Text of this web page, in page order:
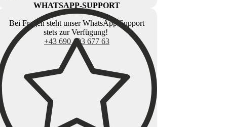
WHATSAPP-SUPPORT
Bei Fragen steht unser WhatsApp Support
stets zur Verfügung!
+43 690 103 677 63